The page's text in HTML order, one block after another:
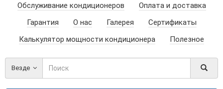
Обслуживание кондиционеров
Оплата и доставка
Гарантия
О нас Галерея
Сертификаты
Калькулятор мощности кондиционера
Полезное
Везде